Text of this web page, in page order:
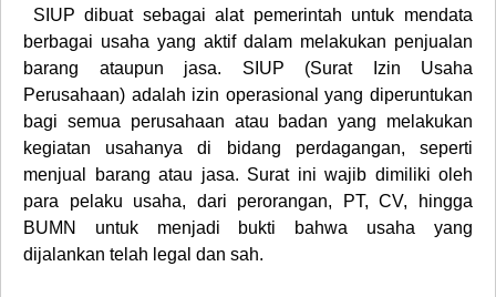
SIUP dibuat sebagai alat pemerintah untuk mendata
berbagai usaha yang aktif dalam melakukan penjualan
barang ataupun jasa. SIUP (Surat Izin Usaha
Perusahaan) adalah izin operasional yang diperuntukan
bagi semua perusahaan atau badan yang melakukan
kegiatan usahanya di bidang perdagangan, seperti
menjual barang atau jasa. Surat ini wajib dimiliki oleh
para pelaku usaha, dari perorangan, PT, CV, hingga
BUMN untuk menjadi bukti bahwa usaha yang
dijalankan telah legal dan sah.